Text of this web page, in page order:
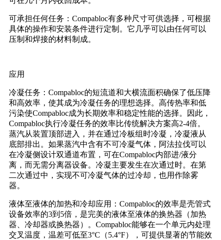
可承担任何任务：Compabloc有多种尺寸可供选择，可根据
具体的操作和安装条件进行定制。它几乎可以由任何可以
压制和焊接的材料制成。
应用
冷凝任务：Compabloc的短流道和大横流面积确保了低压降
和高效率，使其成为冷凝任务的理想选择。高传热率和低
污染使Compabloc成为长期效率和稳定性能的选择。因此，
Compabloc执行冷凝任务的效率比传统解决方案高2-4倍。
蒸汽从装置顶部进入，并在通过冷板组时冷凝，冷凝液从
底部排出。如果蒸汽中含有不可冷凝气体，阿法拉伐可以
在冷凝侧设计双通道布置，可在Compabloc内部进/液分
离，而无需分离器设备。冷凝主要发生在次通过时。在第
二次通过中，实现不可冷凝气体的过冷却，也用作除雾
器。
液体至液体的加热和冷却应用：Compabloc的效率是壳管式
设备效率的3到5倍，是完美的液体至液体的换热器（加热
器、冷却器或换热器）。Compabloc能够在一个单元内处理
交叉温度，温差可低至3°C（5.4°F），可提供显著的节能效